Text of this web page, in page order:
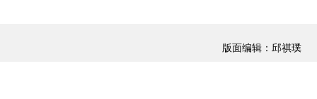
版面编辑：邱祺璞